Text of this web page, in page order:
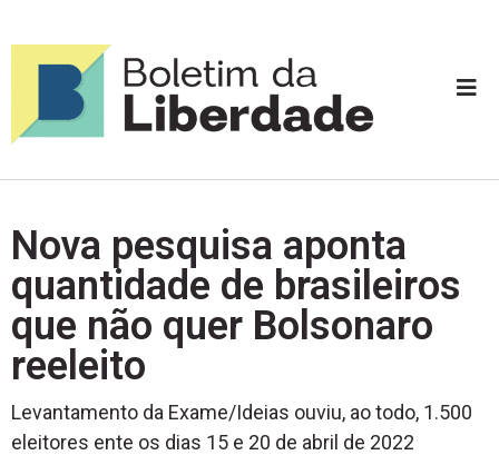
Nova pesquisa aponta
quantidade de brasileiros
que não quer Bolsonaro
reeleito
Levantamento da Exame/Ideias ouviu, ao todo, 1.500
eleitores ente os dias 15 e 20 de abril de 2022